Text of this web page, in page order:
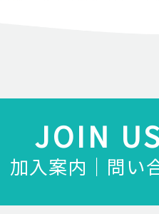
JOIN
加入案内｜問い